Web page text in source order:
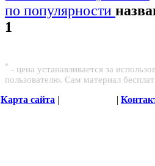
по популярности
1
* - цена устанавливается за
пользователю. Сам материал
Карта сайта | |